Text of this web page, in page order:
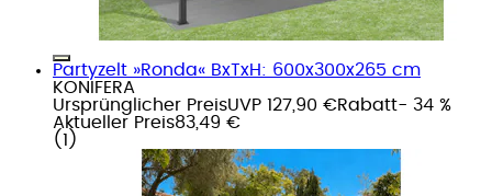
Partyzelt »Ronda« BxTxH: 600x300x265 cm
KONIFERA
Ursprünglicher PreisUVP 127,90 €Rabatt- 34 %
Aktueller Preis83,49 €
( 1 )